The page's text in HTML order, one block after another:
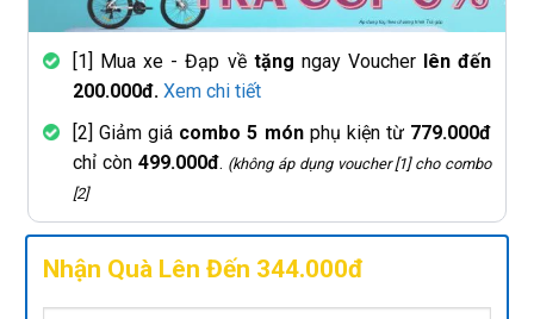
[1] Mua xe - Đạp về tặng ngay Voucher lên đến
200.000đ. Xem chi tiết
[2] Giảm giá combo 5 mónphụ kiện từ 779.000đ
chỉ còn 499.000đ. (không áp dụng voucher [1] cho combo
[2]
Nhận Quà Lên Đến 344.000đ